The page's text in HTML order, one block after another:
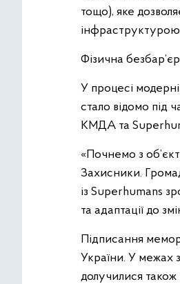
тощо), яке
Фізична
У процесі
стало відомо під
КМДА та
«Почнемо з
Захисники.
із Superhumans
та адаптації до
Підписання
України. У межах
долучилися також